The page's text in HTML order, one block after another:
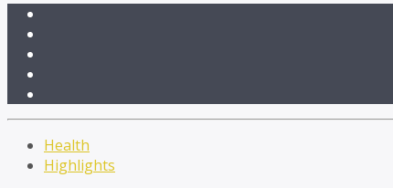
Health
Highlights